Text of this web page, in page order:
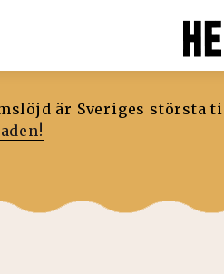
är Sveriges